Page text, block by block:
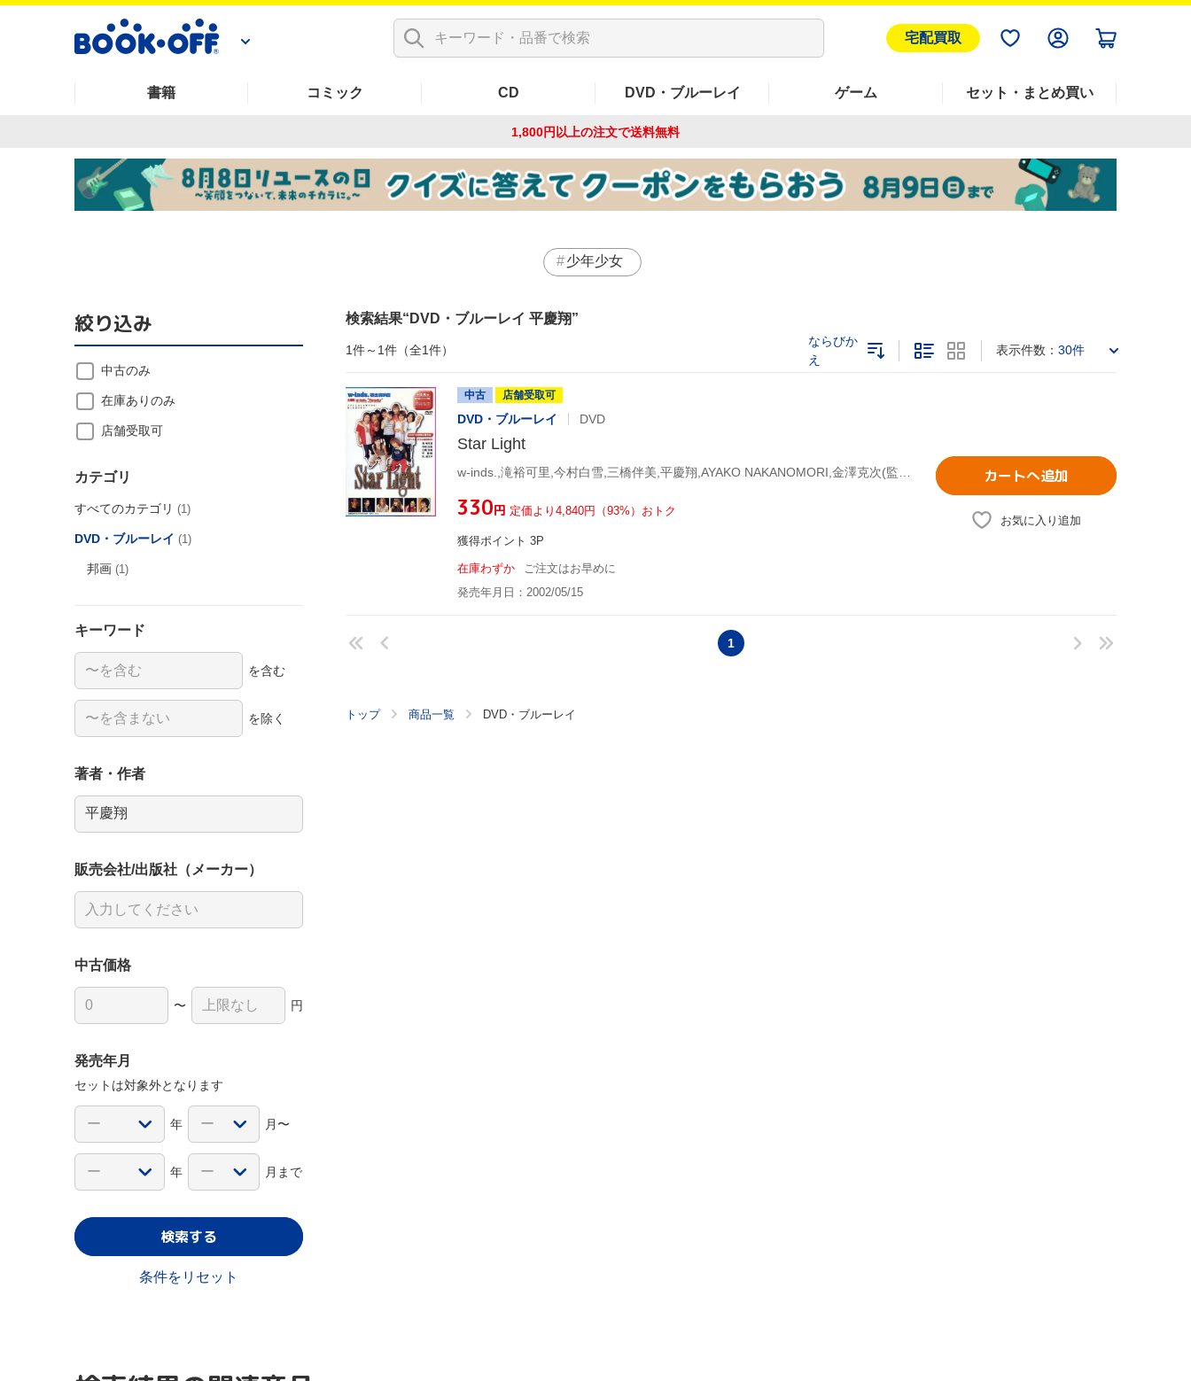
宅配買取
書籍 コミック CD DVD・ブルーレイ ゲーム セット・まとめ買い
1,800円以上の注文で送料無料
少年少女
検索結果 DVD・ブルーレイ 平慶翔
1件～1件（全1件）
ならびか
え
表示件数： 30件
中古 店舗受取可
DVD・ブルーレイ DVD
Star Light
¥330円 定価より4,840円（93%）おトク
獲得ポイント 3P
在庫わずか
ご注文はお早めに
発売年月日：2002/05/15
カートへ追加
お気に入り追加
1
トップ 商品一覧 DVD・ブルーレイ
絞り込み
中古のみ
在庫ありのみ
店舗受取可
カテゴリ
すべてのカテゴリ (1)
DVD・ブルーレイ (1)
邦画 (1)
キーワード
を含む
を除く
著者・作者
販売会社/出版社（メーカー）
中古価格
〜 円
発売年月
セットは対象外となります
年 月〜
年 月まで
検索する
条件をリセット